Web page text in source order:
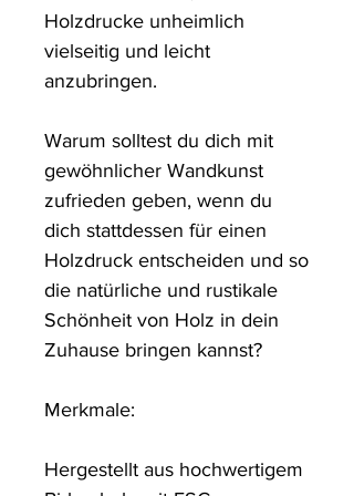
Holzdrucke unheimlich
vielseitig und leicht
anzubringen.
Warum solltest du dich mit
gewöhnlicher Wandkunst
zufrieden geben, wenn du
dich stattdessen für einen
Holzdruck entscheiden und so
die natürliche und rustikale
Schönheit von Holz in dein
Zuhause bringen kannst?
Merkmale:
Hergestellt aus hochwertigem